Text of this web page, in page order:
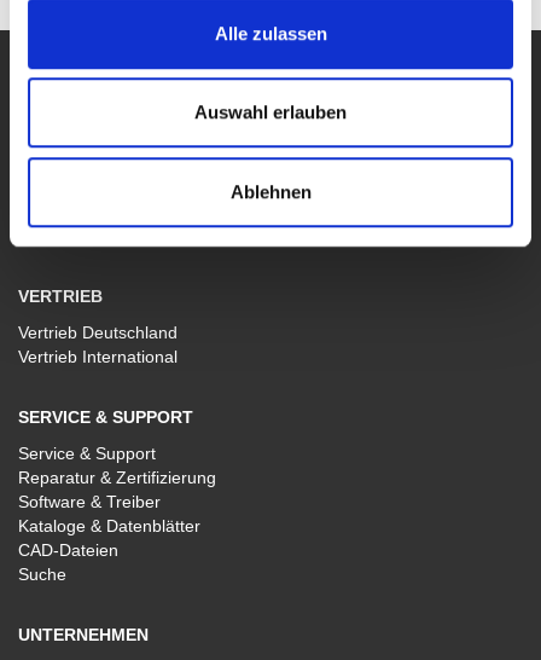
Alle zulassen
Auswahl erlauben
Ablehnen
PRODUKTE
Funktions- und Arbiträr-Generatoren
Breitband- und 4-Quadranten-Verstärker
VERTRIEB
Vertrieb Deutschland
Vertrieb International
SERVICE & SUPPORT
Service & Support
Reparatur & Zertifizierung
Software & Treiber
Kataloge & Datenblätter
CAD-Dateien
Suche
UNTERNEHMEN